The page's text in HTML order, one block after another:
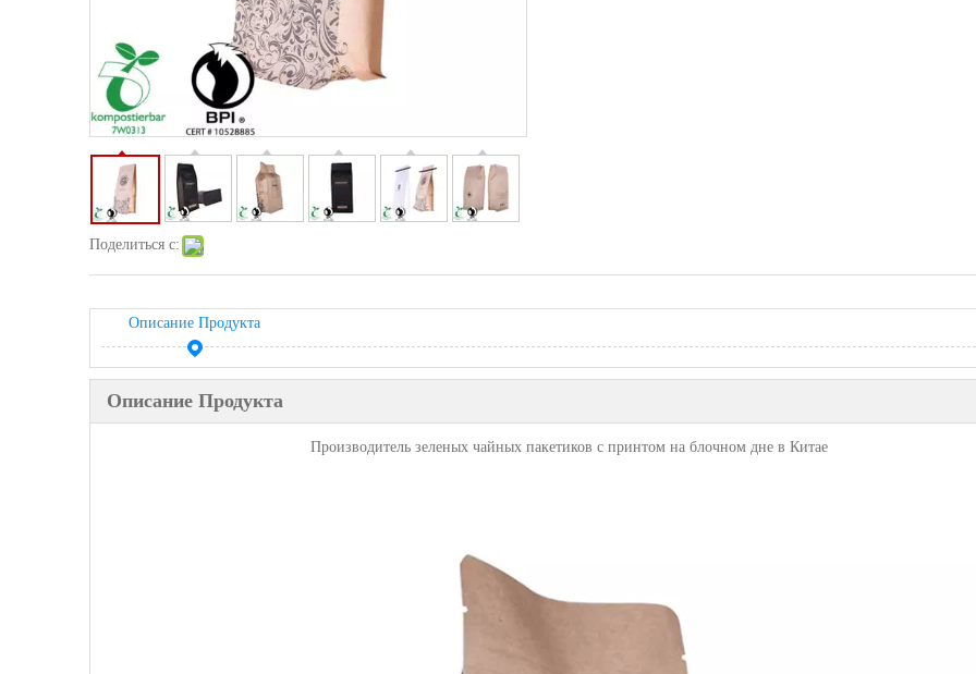
Поделиться с:
Описание Продукта
Описание Продукта
Производитель зеленых чайных пакетиков с принтом на блочном дне в Китае